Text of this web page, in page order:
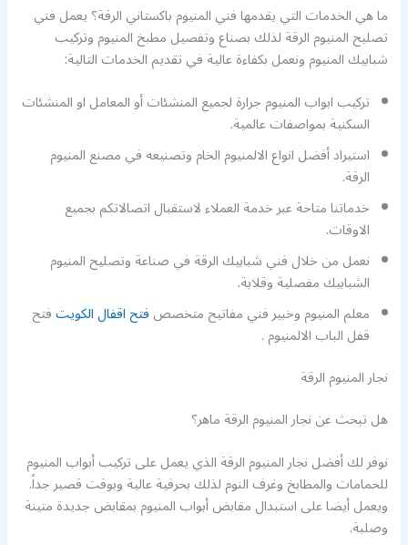
ما هي الخدمات التي يقدمها فني المنيوم باكستاني الرقة؟ يعمل فني
تصليح المنيوم الرقة لذلك بصناع وتفصيل مطبخ المنيوم وتركيب
شبابيك المنيوم ونعمل بكفاءة عالية في تقديم الخدمات التالية:
تركيب ابواب المنيوم جرارة لجميع المنشئات أو المعامل او المنشئات
السكنية بمواصفات عالمية.
استيراد أفضل انواع الالمنيوم الخام وتصنيعه في مصنع المنيوم
الرقة.
خدماتنا متاحة عبر خدمة العملاء لاستقبال اتصالاتكم بجميع
الاوقات.
نعمل من خلال فني شبابيك الرقة في صناعة وتصليح المنيوم
الشبابيك مفصلية وقلابة.
معلم المنيوم وخبير فني مفاتيح متخصصفتح اقفال الكويتفتح
قفل الباب الالمنيوم .
نجار المنيوم الرقة
هل تبحث عن نجار المنيوم الرقة ماهر؟
نوفر لك أفضل نجار المنيوم الرقة الذي يعمل على تركيب أبواب المنيوم
للحمامات والمطابخ وغرف النوم لذلك بحرفية عالية وبوقت قصير جداً.
ويعمل أيضا على استبدال مقابض أبواب المنيوم بمقابض جديدة متينة
وصلبة.